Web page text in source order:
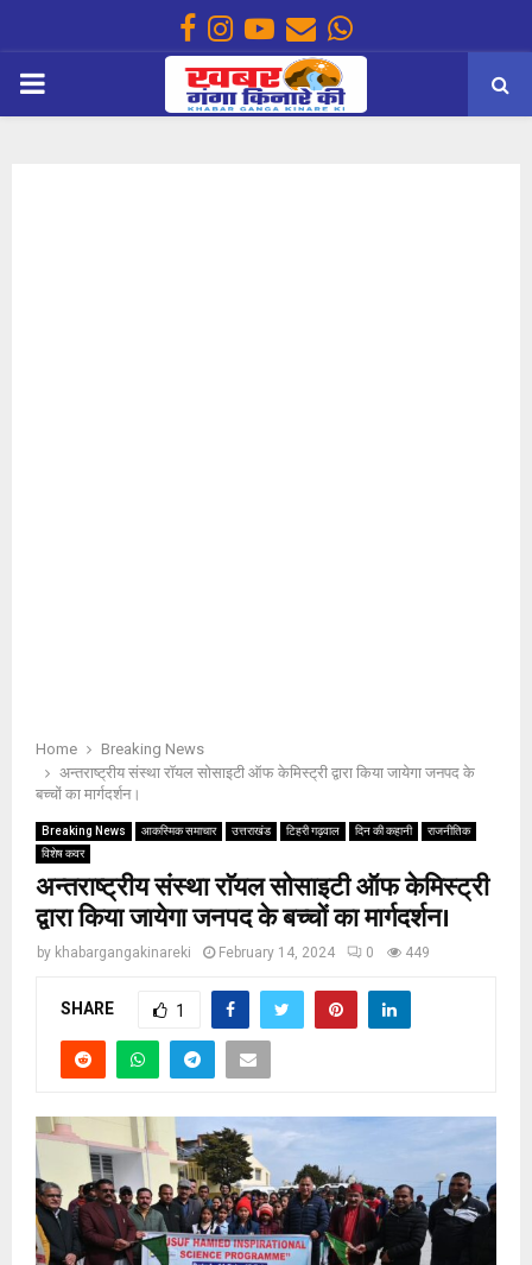
Facebook
Instagram
Youtube
EmailWhatsapp
PRIMARY
Home
Breaking News
अन्तराष्ट्रीय संस्था राॅयल सोसाइटी ऑफ केमिस्ट्री द्वारा किया जायेगा जनपद के
बच्चों का मार्गदर्शन।
Breaking News आकस्मिक समाचार उत्तराखंड टिहरी गढ़वाल दिन की कहानी
राजनीतिक
विशेष कवर
अन्तराष्ट्रीय संस्था राॅयल सोसाइटी ऑफ केमिस्ट्री
द्वारा किया जायेगा जनपद के बच्चों का मार्गदर्शन।
by khabargangakinareki February 14, 2024 0 449
SHARE 1